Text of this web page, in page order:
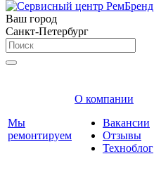
Ваш город
Санкт-Петербург
Мы
ремонтируем
О компании
Вакансии
Отзывы
Техноблог